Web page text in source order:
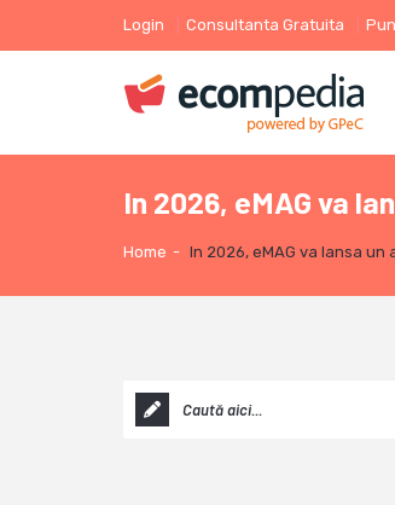
Login Consultanta Gratuita
In 2026, eMAG va
Home - In 2026, eMAG va lansa un